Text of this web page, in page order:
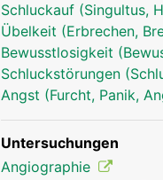
Schluckauf (Singultus,
Übelkeit (Erbrechen,
Bewusstlosigkeit
Schluckstörungen
Angst (Furcht, Panik,
Untersuchungen
Angiographie